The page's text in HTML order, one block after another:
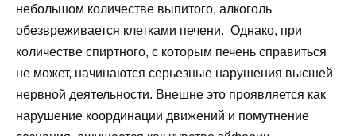
небольшом количестве выпитого, алкоголь
обезвреживается клетками печени. Однако, при
количестве спиртного, с которым печень справиться
не может, начинаются серьезные нарушения высшей
нервной деятельности. Внешне это проявляется как
нарушение координации движений и помутнение